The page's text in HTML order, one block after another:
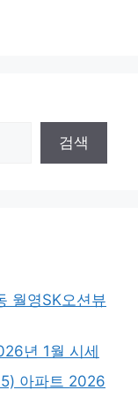
검색
월영SK오션뷰
년 1월 시세
아파트 2026